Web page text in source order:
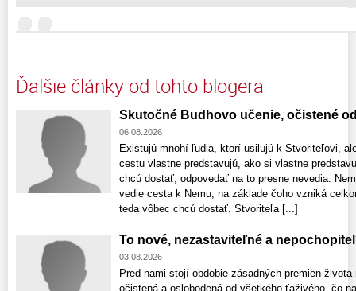
Ďalšie články od tohto blogera
Skutočné Budhovo učenie, očistené
06.08.2026
Existujú mnohí ľudia, ktorí usilujú k Stvoriteľovi,
cestu vlastne predstavujú, ako si vlastne
chcú dostať, odpovedať na to presne nevedia.
vedie cesta k Nemu, na základe čoho vzniká
teda vôbec chcú dostať. Stvoriteľa [...]
To nové, nezastaviteľné a
03.08.2026
Pred nami stojí obdobie zásadných premien
očistená a oslobodená od všetkého ťaživého, čo